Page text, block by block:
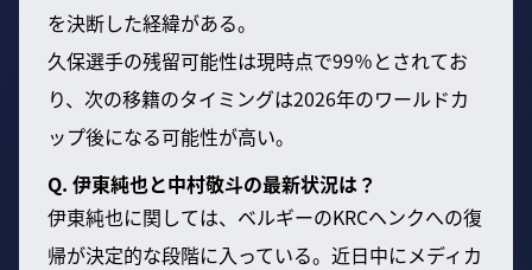
を決断した経緯がある。
久保選手の残留可能性は現時点で99％とされてお
り、次の移籍のタイミングは2026年のワールドカ
ップ後になる可能性が高い。
Q. 伊東純也と中村敬斗の最新状況は？
伊東純也に関しては、ベルギーのKRCヘンクへの復
帰が決定的な段階に入っている。近日中にメディカ